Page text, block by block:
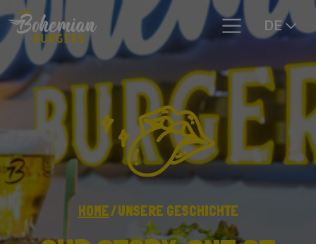
DE
HOME UNSERE GESCHICHTE